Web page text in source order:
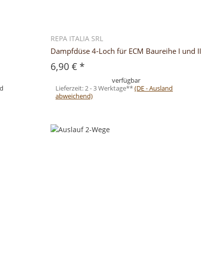
REPA ITALIA SRL
Dampfdüse 4-Loch für ECM Baureihe I und II
6,90 € *
verfügbar
Lieferzeit:2 - 3 Werktage**(DE - Ausland
abweichend)